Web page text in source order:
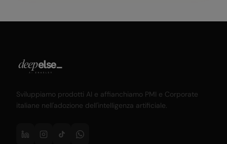
Sviluppiamo prodotti AI e affianchiamo PMI e Corporate
italiane nell'adozione dell'intelligenza artificiale.